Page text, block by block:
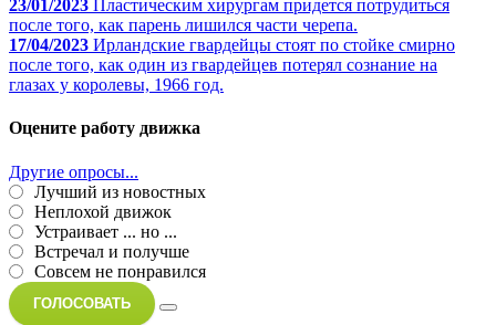
23/01/2023 Пластическим хирургам придется потрудиться
после того, как парень лишился части черепа.
17/04/2023 Ирландские гвардейцы стоят по стойке смирно
после того, как один из гвардейцев потерял сознание на
глазах у королевы, 1966 год.
Оцените работу движка
Другие опросы...
Лучший из новостных
Неплохой движок
Устраивает ... но ...
Встречал и получше
Совсем не понравился
ГОЛОСОВАТЬ